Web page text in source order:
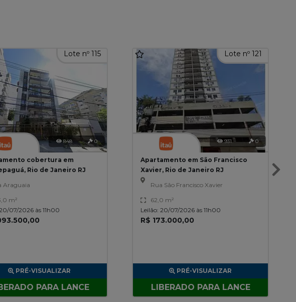
Lote nº 115
848 0
cobertura em
Rio de Janeiro RJ
Araguaia
m²
07/2026 às 11h00
PRÉ-VISUALIZAR
PARA LANCE
Lote nº 121
931 0
Apartamento em São Francisco
Xavier, Rio de Janeiro RJ
Rua São Francisco Xavier
62,0 m²
Leilão: 20/07/2026 às 11h00
R$ 173.000,00
PRÉ-VISUALIZAR
LIBERADO PARA LANCE